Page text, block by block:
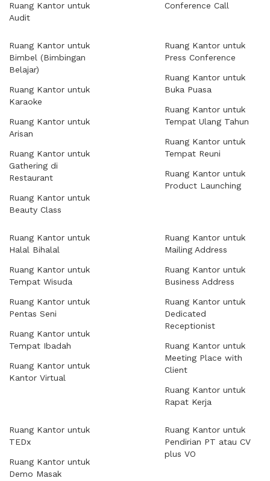
Ruang Kantor untuk
Audit
Conference Call
Ruang Kantor untuk
Bimbel (Bimbingan
Belajar)
Ruang Kantor untuk
Karaoke
Ruang Kantor untuk
Arisan
Ruang Kantor untuk
Gathering di
Restaurant
Ruang Kantor untuk
Beauty Class
Ruang Kantor untuk
Press Conference
Ruang Kantor untuk
Buka Puasa
Ruang Kantor untuk
Tempat Ulang Tahun
Ruang Kantor untuk
Tempat Reuni
Ruang Kantor untuk
Product Launching
Ruang Kantor untuk
Halal Bihalal
Ruang Kantor untuk
Tempat Wisuda
Ruang Kantor untuk
Pentas Seni
Ruang Kantor untuk
Tempat Ibadah
Ruang Kantor untuk
Kantor Virtual
Ruang Kantor untuk
Mailing Address
Ruang Kantor untuk
Business Address
Ruang Kantor untuk
Dedicated
Receptionist
Ruang Kantor untuk
Meeting Place with
Client
Ruang Kantor untuk
Rapat Kerja
Ruang Kantor untuk
TEDx
Ruang Kantor untuk
Demo Masak
Ruang Kantor untuk
Pendirian PT atau CV
plus VO